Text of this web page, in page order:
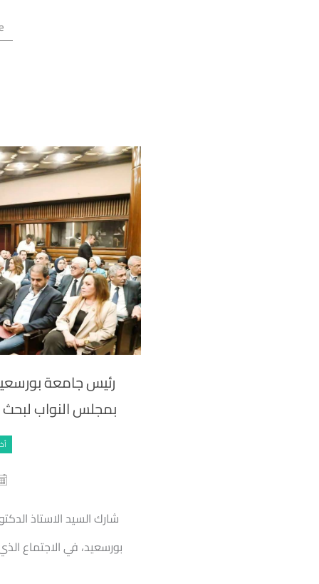
رئيس جامعة
بمجلس النواب
شارك السيد الاستاذ
بورسعيد، في الاجتماع